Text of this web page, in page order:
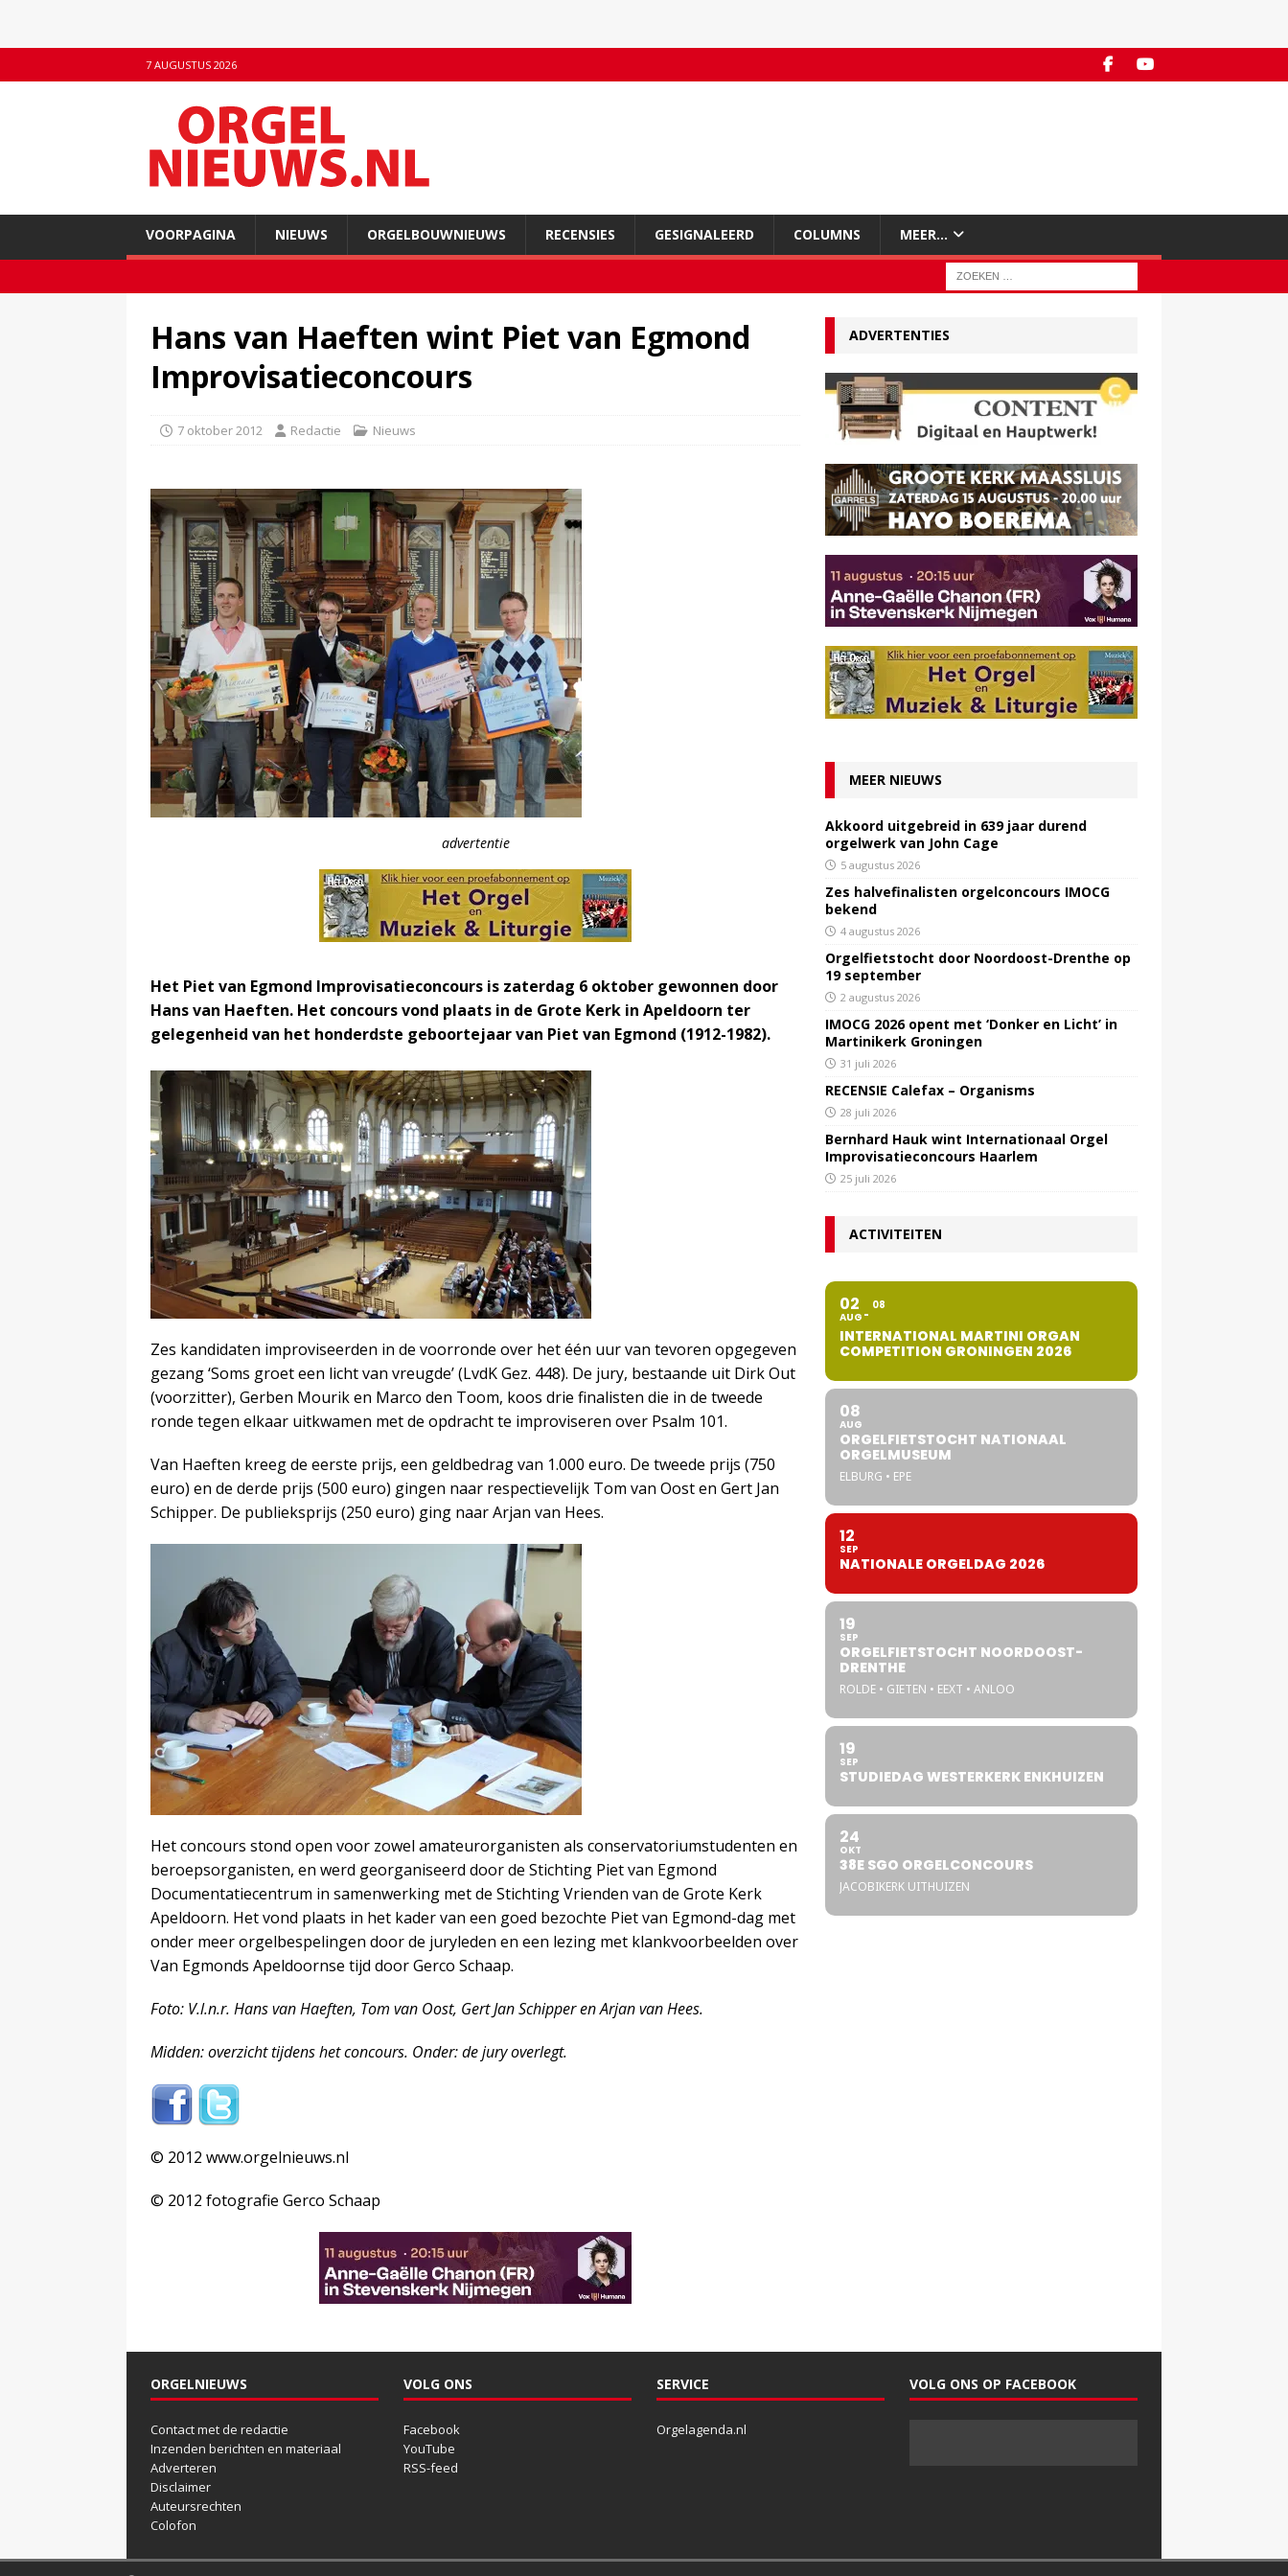
7 AUGUSTUS 2026
VOORPAGINA NIEUWS ORGELBOUWNIEUWS RECENSIES GESIGNALEERD COLUMNS MEER…
Hans van Haeften wint Piet van Egmond
Improvisatieconcours
7 oktober 2012 Redactie Nieuws
advertentie
Het Piet van Egmond Improvisatieconcours is zaterdag 6 oktober gewonnen door
Hans van Haeften. Het concours vond plaats in de Grote Kerk in Apeldoorn ter
gelegenheid van het honderdste geboortejaar van Piet van Egmond (1912-1982).
Zes kandidaten improviseerden in de voorronde over het één uur van tevoren opgegeven
gezang ‘Soms groet een licht van vreugde’ (LvdK Gez. 448). De jury, bestaande uit Dirk Out
(voorzitter), Gerben Mourik en Marco den Toom, koos drie finalisten die in de tweede
ronde tegen elkaar uitkwamen met de opdracht te improviseren over Psalm 101.
Van Haeften kreeg de eerste prijs, een geldbedrag van 1.000 euro. De tweede prijs (750
euro) en de derde prijs (500 euro) gingen naar respectievelijk Tom van Oost en Gert Jan
Schipper. De publieksprijs (250 euro) ging naar Arjan van Hees.
Het concours stond open voor zowel amateurorganisten als conservatoriumstudenten en
beroepsorganisten, en werd georganiseerd door de Stichting Piet van Egmond
Documentatiecentrum in samenwerking met de Stichting Vrienden van de Grote Kerk
Apeldoorn. Het vond plaats in het kader van een goed bezochte Piet van Egmond-dag met
onder meer orgelbespelingen door de juryleden en een lezing met klankvoorbeelden over
Van Egmonds Apeldoornse tijd door Gerco Schaap.
Foto: V.l.n.r. Hans van Haeften, Tom van Oost, Gert Jan Schipper en Arjan van Hees.
Midden: overzicht tijdens het concours. Onder: de jury overlegt.
© 2012 www.orgelnieuws.nl
© 2012 fotografie Gerco Schaap
ADVERTENTIES
MEER NIEUWS
Akkoord uitgebreid in 639 jaar durend
orgelwerk van John Cage
5 augustus 2026
Zes halvefinalisten orgelconcours IMOCG
bekend
4 augustus 2026
Orgelfietstocht door Noordoost-Drenthe op
19 september
2 augustus 2026
IMOCG 2026 opent met ‘Donker en Licht’ in
Martinikerk Groningen
31 juli 2026
RECENSIE Calefax – Organisms
28 juli 2026
Bernhard Hauk wint Internationaal Orgel
Improvisatieconcours Haarlem
25 juli 2026
ACTIVITEITEN
02
AUG
08
INTERNATIONAL MARTINI ORGAN
COMPETITION GRONINGEN 2026
08
AUG
ORGELFIETSTOCHT NATIONAAL
ORGELMUSEUM
ELBURG • EPE
12
SEP
NATIONALE ORGELDAG 2026
19
SEP
ORGELFIETSTOCHT NOORDOOST-
DRENTHE
ROLDE • GIETEN • EEXT • ANLOO
19
SEP
STUDIEDAG WESTERKERK ENKHUIZEN
24
OKT
38E SGO ORGELCONCOURS
JACOBIKERK UITHUIZEN
ORGELNIEUWS
Contact met de redactie
Inzenden berichten en materiaal
Adverteren
Disclaimer
Auteursrechten
Colofon
VOLG ONS
Facebook
YouTube
RSS-feed
SERVICE
Orgelagenda.nl
VOLG ONS OP FACEBOOK